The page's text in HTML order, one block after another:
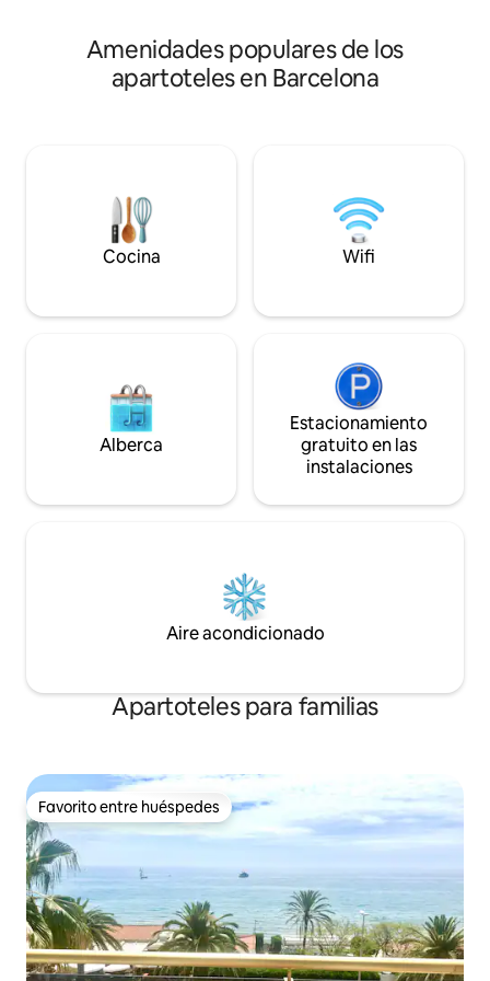
pero está completo. El tamaño total de la
habitación es de unos 20 metros
Amenidades populares de los
apartoteles en Barcelona
Cocina Wifi
Alberca
Estacionamiento
gratuito en las
instalaciones
Aire acondicionado
Apartoteles para familias
Favorito entre huéspedes
Favorito entre huéspedes